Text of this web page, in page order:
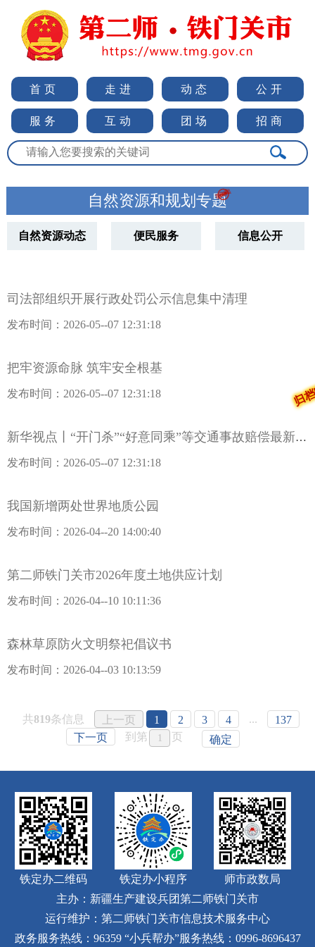
首页 走进 动态 公开
服务 互动 团场 招商
自然资源和规划专题
自然资源动态 便民服务 信息公开
司法部组织开展行政处罚公示信息集中清理
发布时间：2026-05--07 12:31:18
把牢资源命脉 筑牢安全根基
发布时间：2026-05--07 12:31:18
新华视点丨“开门杀”“好意同乘”等交通事故赔偿最新司法解释来了
发布时间：2026-05--07 12:31:18
我国新增两处世界地质公园
发布时间：2026-04--20 14:00:40
第二师铁门关市2026年度土地供应计划
发布时间：2026-04--10 10:11:36
森林草原防火文明祭祀倡议书
发布时间：2026-04--03 10:13:59
共819条信息 上一页 1 2 3 4 ...
137
下一页
到第 页 确定
铁定办二维码 铁定办小程序
师市政数局
主办：新疆生产建设兵团第二师铁门关市
运行维护：第二师铁门关市信息技术服务中心
政务服务热线：96359 “小兵帮办”服务热线：0996-8696437

归